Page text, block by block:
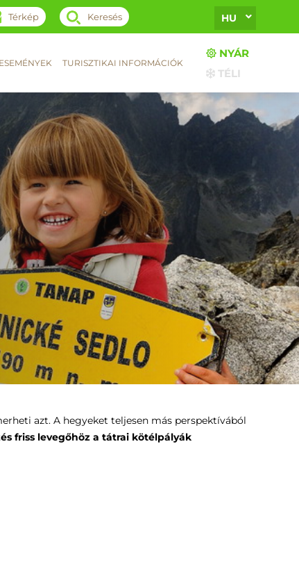
Térkép Keresés HU
ESEMÉNYEK TURISZTIKAI INFORMÁCIÓK
NYÁR
TÉLI
azt. A hegyeket teljesen más perspektívából
friss levegőhöz a tátrai kötélpályák